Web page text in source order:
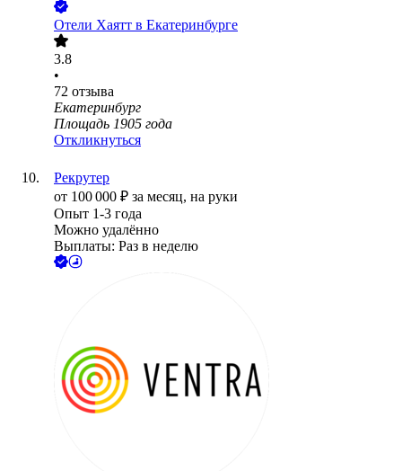
Отели Хаятт в Екатеринбурге
3.8
•
72 отзыва
Екатеринбург
Площадь 1905 года
Откликнуться
Рекрутер
от 100 000 ₽ за месяц, на руки
Опыт 1-3 года
Можно удалённо
Выплаты: Раз в неделю